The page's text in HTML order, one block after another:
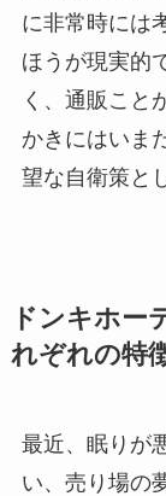
に非常時には
ほうが現実的
く、通販こと
かきにはいま
望な自衛策と
ドンキホー
れぞれの特
最近、眠りが
い、売り場の